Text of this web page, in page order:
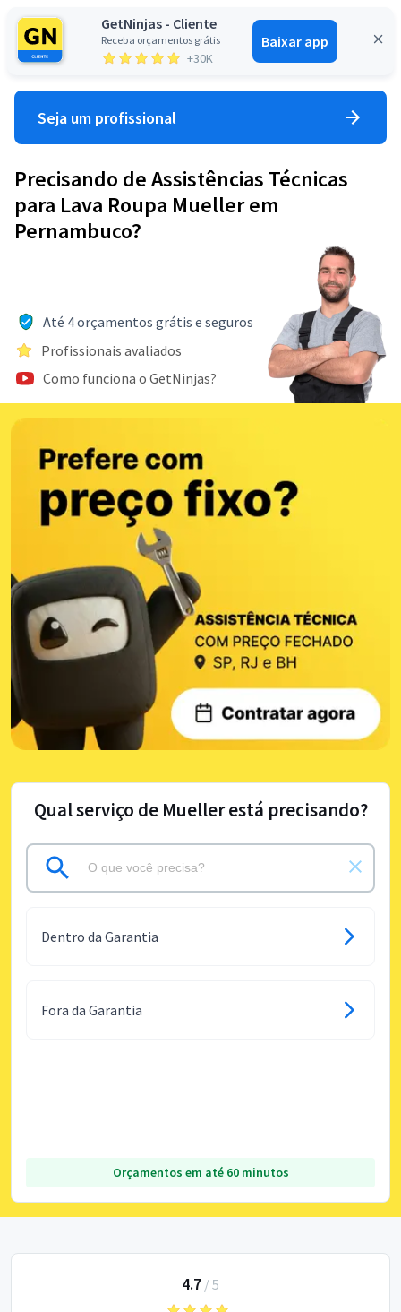
GetNinjas - Cliente
Receba orçamentos grátis
+30K
Baixar app
Entrar
Seja um profissional
Precisando de Assistências Técnicas
para Lava Roupa Mueller em
Pernambuco?
Até 4 orçamentos grátis e seguros
Profissionais avaliados
Como funciona o GetNinjas?
Qual serviço de Mueller está precisando?
Dentro da Garantia
Fora da Garantia
Orçamentos em até 60 minutos
4.7 / 5